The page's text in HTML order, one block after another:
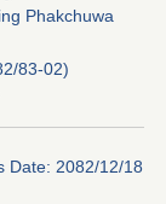
Phakchuwa
83-02)
Date: 2082/12/18